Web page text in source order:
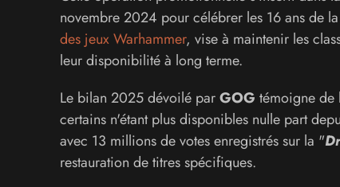
novembre 2024 pour célébrer les 16 ans de
des jeux Warhammer, vise à maintenir les
leur disponibilité à long terme.
Le bilan 2025 dévoilé parGOG témoigne de
certains n'étant plus disponibles nulle part
avec 13 millions de votes enregistrés sur la "
restauration de titres spécifiques.